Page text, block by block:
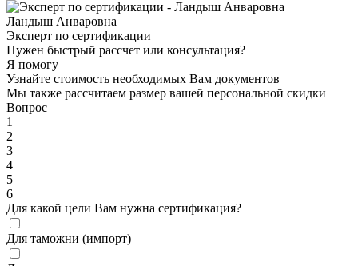
Ландыш Анваровна
Эксперт по сертификации
Нужен быстрый рассчет или консультация?
Я помогу
Узнайте стоимость необходимых Вам документов
Мы также рассчитаем размер вашей персональной скидки
Вопрос
1
2
3
4
5
6
Для какой цели Вам нужна сертификация?
Для таможни (импорт)